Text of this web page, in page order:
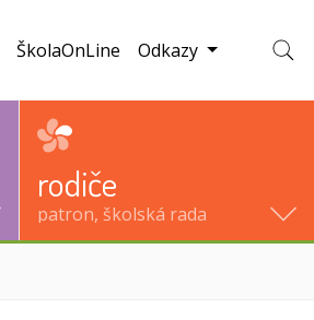
rodiče
patron, školská rada
ŠkolaOnLine Odkazy